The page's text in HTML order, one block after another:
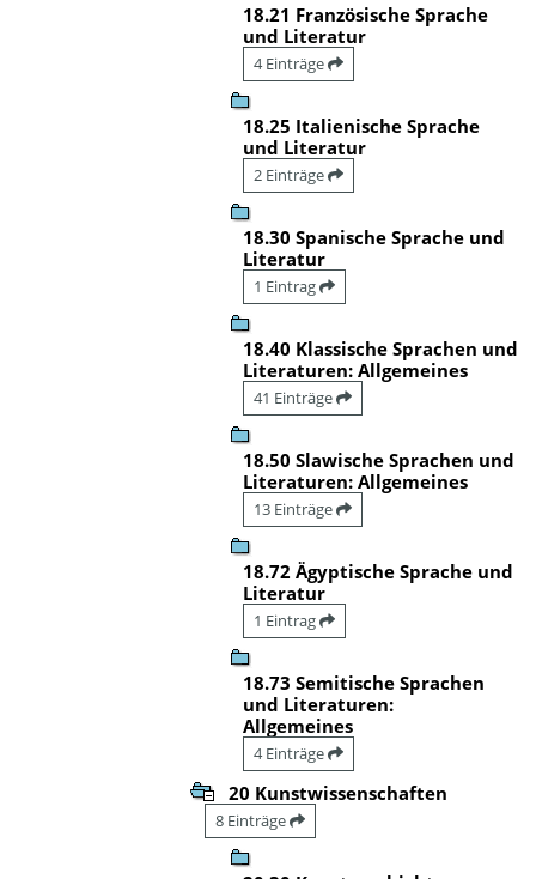
18.21 Französische Sprache
und Literatur
4 Einträge
18.25 Italienische Sprache
und Literatur
2 Einträge
18.30 Spanische Sprache und
Literatur
1 Eintrag
18.40 Klassische Sprachen und
Literaturen: Allgemeines
41 Einträge
18.50 Slawische Sprachen und
Literaturen: Allgemeines
13 Einträge
18.72 Ägyptische Sprache und
Literatur
1 Eintrag
18.73 Semitische Sprachen
und Literaturen:
Allgemeines
4 Einträge
20 Kunstwissenschaften
8 Einträge